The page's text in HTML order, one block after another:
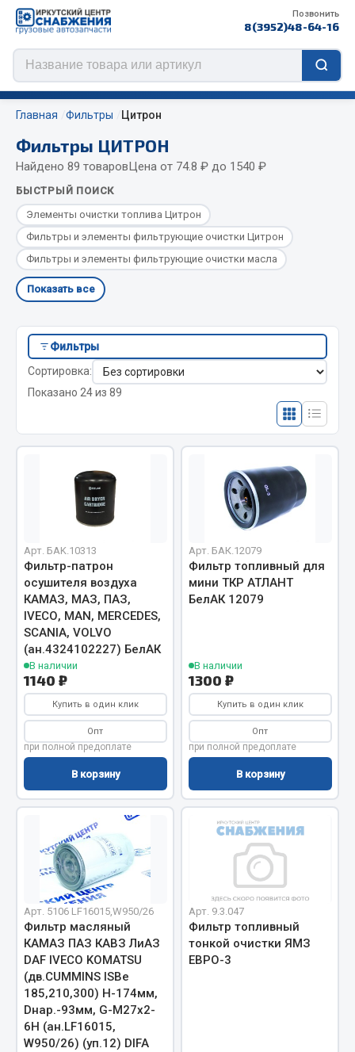
Позвонить
8(3952)48-64-16
Цепи противоскольжения
ЦЕПИ РОССИЯ
ЦЕПИ BOHU (Китай)
Изготовление цепей на колеса BOHU
QITONG
Отопители салона, подогреватели
Отопители салона
Весь раздел
Автотовары
Автозвук
Автокаталоги
Аксессуары автомобильные
Аптечки и знаки автомобильные
Брызговики
Вентиляторы кабины
Вымпела
Показать ещё
Весь раздел
Смазочные материалы
Масла
Охладжающие жидкости
Технические жидкости
Весь раздел
МЕТИЗЫ
Болты
Главная Фильтры Цитрон
Фильтры ЦИТРОН
Найдено 89 товаровЦена от 74.8 ₽ до 1540 ₽
БЫСТРЫЙ ПОИСК
Элементы очистки топлива Цитрон
Фильтры и элементы фильтрующие очистки Цитрон
Фильтры и элементы фильтрующие очистки масла
Показать все
Фильтры
Сортировка:
Показано 24 из 89
Арт. БAK.10313
Фильтр-патрон
осушителя воздуха
КАМАЗ, МАЗ, ПАЗ,
IVECО, MAN, MERCEDES,
SCANIA, VOLVO
(ан.4324102227) БелАК
В наличии
1140 ₽
Купить в один клик
Опт
при полной предоплате
В корзину
Арт. БАК.12079
Фильтр топливный для
мини ТКР АТЛАНТ
БелАК 12079
В наличии
1300 ₽
Купить в один клик
Опт
при полной предоплате
В корзину
Арт. 5106 LF16015,W950/26
Фильтр масляный
КАМАЗ ПАЗ КАВЗ ЛиАЗ
DAF IVECO KOMATSU
(дв.CUMMINS ISBe
185,210,300) H-174мм,
Dнар.-93мм, G-М27х2-
6Н (ан.LF16015,
W950/26) (уп.12) DIFA
Арт. 9.3.047
Фильтр топливный
тонкой очистки ЯМЗ
ЕВРО-3